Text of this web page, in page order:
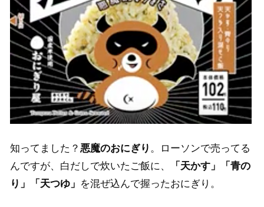
知ってました？悪魔のおにぎり 。ローソンで売ってる
んですが、白だしで炊いたご飯に、
「天かす」「青の
り」「天つゆ」 を混ぜ込んで握ったおにぎり。